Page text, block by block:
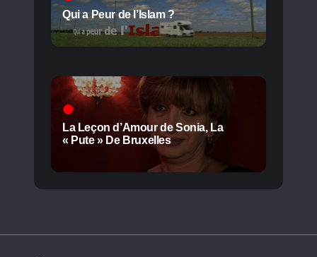
Qui a Peur de l’Islam ?
La Leçon d’Amour de Sonia, La
« Pute » De Bruxelles